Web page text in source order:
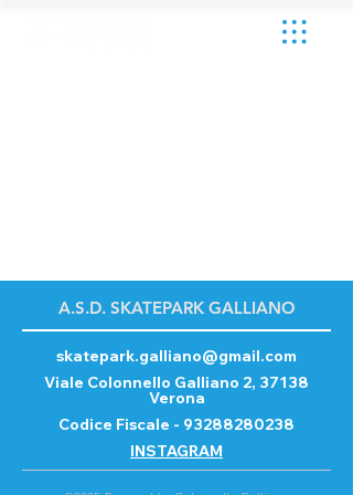
A.S.D. SKATEPARK GALLIANO
skatepark.galliano@gmail.com
Viale Colonnello Galliano 2, 37138
Verona
Codice Fiscale - 93288280238
INSTAGRAM